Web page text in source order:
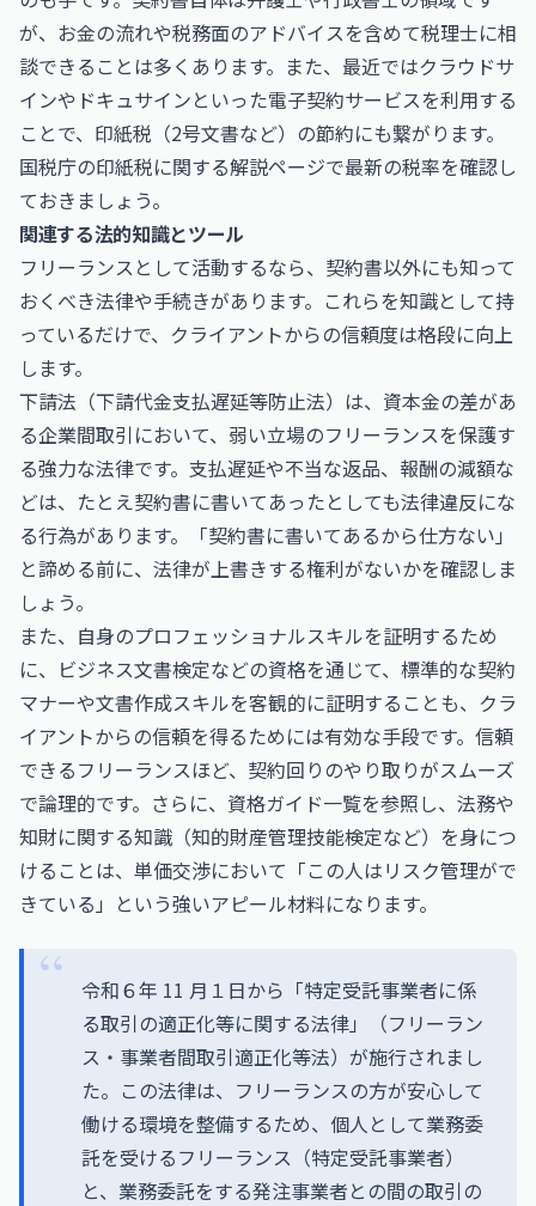
が、お金の流れや税務面のアドバイスを含めて税理士に相
談できることは多くあります。また、最近ではクラウドサ
インやドキュサインといった電子契約サービスを利用する
ことで、印紙税（2号文書など）の節約にも繋がります。
国税庁の印紙税に関する解説ページで最新の税率を確認し
ておきましょう。
関連する法的知識とツール
フリーランスとして活動するなら、契約書以外にも知って
おくべき法律や手続きがあります。これらを知識として持
っているだけで、クライアントからの信頼度は格段に向上
します。
下請法（下請代金支払遅延等防止法）は、資本金の差があ
る企業間取引において、弱い立場のフリーランスを保護す
る強力な法律です。支払遅延や不当な返品、報酬の減額な
どは、たとえ契約書に書いてあったとしても法律違反にな
る行為があります。「契約書に書いてあるから仕方ない」
と諦める前に、法律が上書きする権利がないかを確認しま
しょう。
また、自身のプロフェッショナルスキルを証明するため
に、 ビジネス文書検定などの資格を通じて、標準的な契約
マナーや文書作成スキルを客観的に証明することも、クラ
イアントからの信頼を得るためには有効な手段です。信頼
できるフリーランスほど、契約回りのやり取りがスムーズ
で論理的です。さらに、 資格ガイド一覧を参照し、法務や
知財に関する知識（知的財産管理技能検定など）を身につ
けることは、単価交渉において「この人はリスク管理がで
きている」という強いアピール材料になります。
令和６年 11 月１日から「特定受託事業者に係
る取引の適正化等に関する法律」（フリーラン
ス・事業者間取引適正化等法）が施行されまし
た。この法律は、フリーランスの方が安心して
働ける環境を整備するため、個人として業務委
託を受けるフリーランス（特定受託事業者）
と、業務委託をする発注事業者との間の取引の